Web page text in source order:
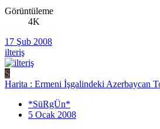
Görüntüleme
4K
17 Şub 2008
ilteriş
S
Harita : Ermeni İşgalindeki Azerbaycan
*SüRgÜn*
5 Ocak 2008